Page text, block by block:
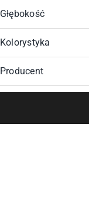
Głębokość
Kolorystyka
Producent